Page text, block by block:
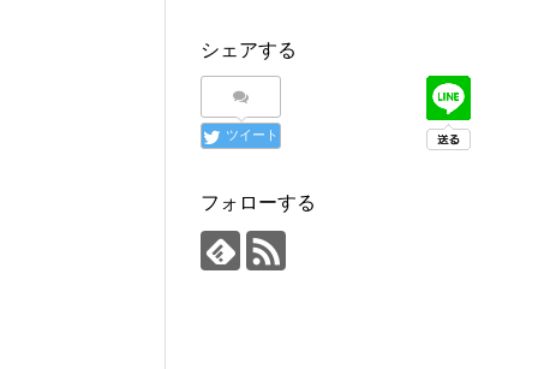
シェアする
ツイート
フォローする